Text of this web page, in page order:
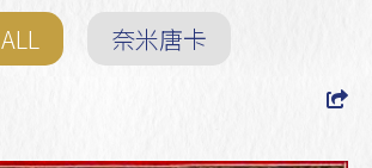
ALL 奈米唐卡